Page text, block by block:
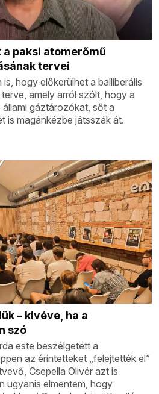
paksi atomerőmű
tervei
hogy előkerülhet a balliberális
amely arról szólt, hogy a
gáztározókat, sőt a
is magánkézbe játsszák át.
– kivéve, ha a
szó
este beszélgetett a
az érintetteket „felejtették el”
Csepella Olivér azt is
ugyanis elmentem, hogy